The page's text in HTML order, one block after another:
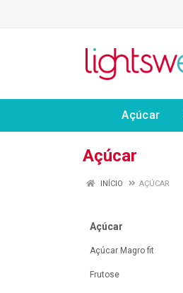
Açúcar
Açúcar
INÍCIO AÇÚCAR
Açúcar
Açúcar Magro fit
Frutose